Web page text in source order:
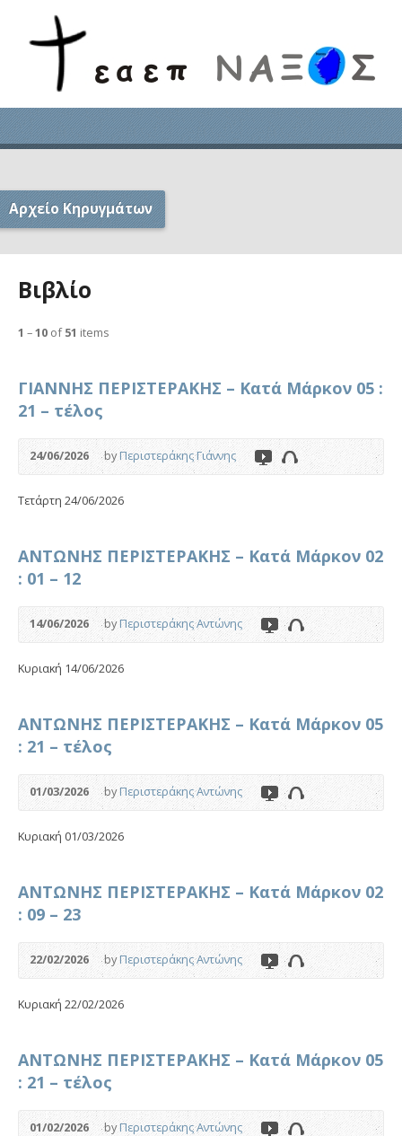
Αρχείο Κηρυγμάτων
Βιβλίο
1 –10 of51 items
ΓΙΑΝΝΗΣ ΠΕΡΙΣΤΕΡΑΚΗΣ – Κατά Μάρκον 05 :
21 – τέλος
24/06/2026 byΠεριστεράκης Γιάννης
Tετάρτη 24/06/2026
ΑΝΤΩΝΗΣ ΠΕΡΙΣΤΕΡΑΚΗΣ – Κατά Μάρκον 02
: 01 – 12
14/06/2026 byΠεριστεράκης Αντώνης
Κυριακή 14/06/2026
ΑΝΤΩΝΗΣ ΠΕΡΙΣΤΕΡΑΚΗΣ – Κατά Μάρκον 05
: 21 – τέλος
01/03/2026 byΠεριστεράκης Αντώνης
Κυριακή 01/03/2026
ΑΝΤΩΝΗΣ ΠΕΡΙΣΤΕΡΑΚΗΣ – Κατά Μάρκον 02
: 09 – 23
22/02/2026 byΠεριστεράκης Αντώνης
Κυριακή 22/02/2026
ΑΝΤΩΝΗΣ ΠΕΡΙΣΤΕΡΑΚΗΣ – Κατά Μάρκον 05
: 21 – τέλος
01/02/2026 byΠεριστεράκης Αντώνης